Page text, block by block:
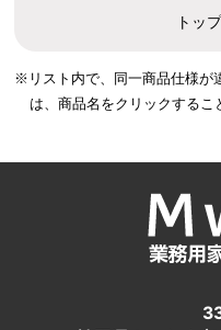
トッ
※リスト内で、同一商品仕様が
は、商品名をクリックするこ